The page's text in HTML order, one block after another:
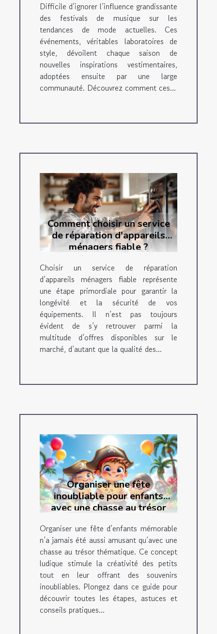
Difficile d’ignorer l’influence grandissante
des festivals de musique sur les
tendances de mode actuelles. Ces
événements, véritables laboratoires de
style, dévoilent chaque saison de
nouvelles inspirations vestimentaires,
adoptées ensuite par une large
communauté. Découvrez comment ces...
Comment choisir un service
de réparation d'appareils
ménagers fiable ?
Choisir un service de réparation
d’appareils ménagers fiable représente
une étape primordiale pour garantir la
longévité et la sécurité de vos
équipements. Il n’est pas toujours
évident de s’y retrouver parmi la
multitude d’offres disponibles sur le
marché, d’autant que la qualité des...
Organiser une fête
inoubliable pour enfants
avec une chasse au trésor
Organiser une fête d’enfants mémorable
n’a jamais été aussi amusant qu’avec une
chasse au trésor thématique. Ce concept
ludique stimule la créativité des petits
tout en leur offrant des souvenirs
inoubliables. Plongez dans ce guide pour
découvrir toutes les étapes, astuces et
conseils pratiques...